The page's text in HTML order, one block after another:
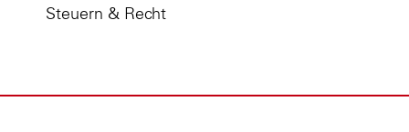
Steuern & Recht